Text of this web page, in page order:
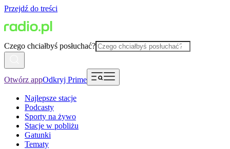
Przejdź do treści
Czego chciałbyś posłuchać?
Otwórz appOdkryj Prime
Najlepsze stacje
Podcasty
Sporty na żywo
Stacje w pobliżu
Gatunki
Tematy